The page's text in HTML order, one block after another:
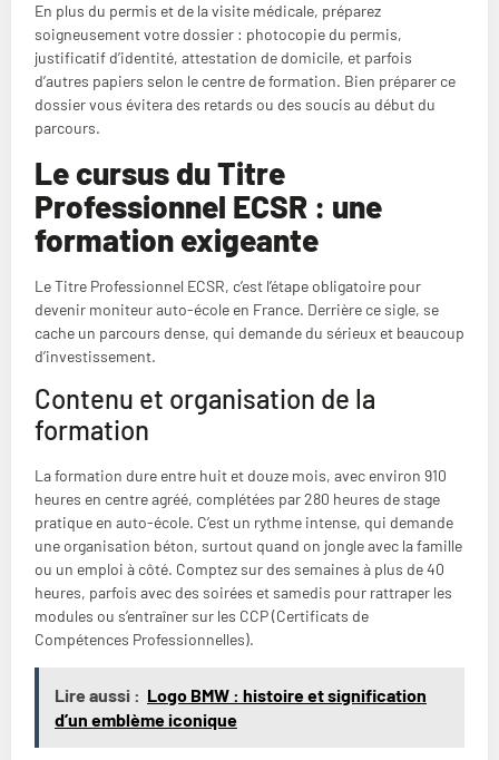
En plus du permis et de la visite médicale, préparez
soigneusement votre dossier : photocopie du permis,
justificatif d’identité, attestation de domicile, et parfois
d’autres papiers selon le centre de formation. Bien préparer ce
dossier vous évitera des retards ou des soucis au début du
parcours.
Le cursus du Titre
Professionnel ECSR : une
formation exigeante
Le Titre Professionnel ECSR, c’est l’étape obligatoire pour
devenir moniteur auto-école en France. Derrière ce sigle, se
cache un parcours dense, qui demande du sérieux et beaucoup
d’investissement.
Contenu et organisation de la
formation
La formation dure entre huit et douze mois, avec environ 910
heures en centre agréé, complétées par 280 heures de stage
pratique en auto-école. C’est un rythme intense, qui demande
une organisation béton, surtout quand on jongle avec la famille
ou un emploi à côté. Comptez sur des semaines à plus de 40
heures, parfois avec des soirées et samedis pour rattraper les
modules ou s’entraîner sur les CCP (Certificats de
Compétences Professionnelles).
Lire aussi : Logo BMW : histoire et signification
d’un emblème iconique